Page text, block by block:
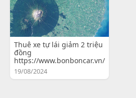
Thuê xe tự lái giảm 2 triệu
đồng
https://www.bonboncar.vn/
19/08/2024